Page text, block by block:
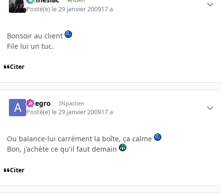
Posté(e) le 29 janvier 200917 a
Bonsoir au client
File lui un tuc.
Citer
Allegro INpactien
Posté(e) le 29 janvier 200917 a
Ou balance-lui carrément la boîte, ça calme
Bon, j'achète ce qu'il faut demain
Citer